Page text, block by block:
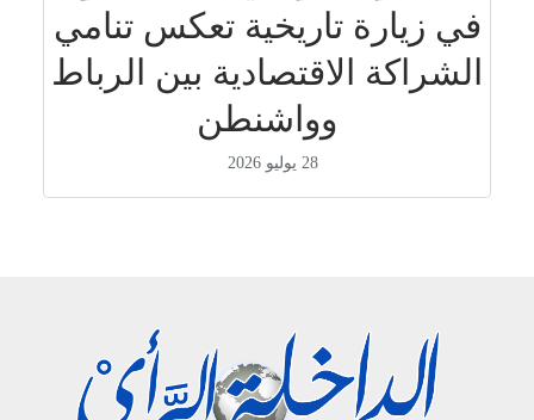
في زيارة تاريخية تعكس تنامي
الشراكة الاقتصادية بين الرباط
وواشنطن
28 يوليو 2026